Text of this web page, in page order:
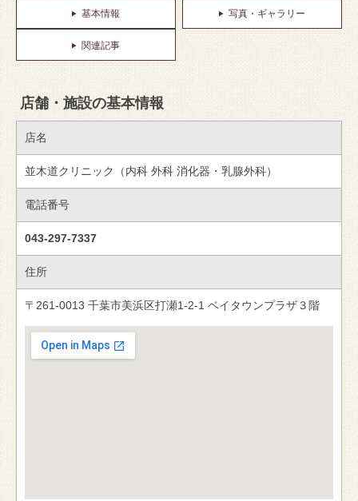
基本情報 写真・ギャラリー
関連記事
店舗・施設の基本情報
店名
並木道クリニック（内科 外科 消化器・乳腺外科）
電話番号
043-297-7337
住所
〒261-0013 千葉市美浜区打瀬1-2-1 ベイタウンプラザ３階